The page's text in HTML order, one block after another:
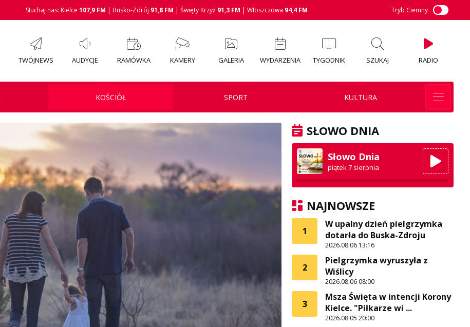
Słuchaj nas: Kielce 107,9 FM | Busko-Zdrój 91,8 FM | Święty Krzyż 91,3 FM | Włoszczowa 94,4 FM Tryb Ciemny
TWÓJNEWS AUDYCJE RAMÓWKA KAMERY GALERIA WYDARZENIA TYGODNIK SZUKAJ RADIO
KOŚCIÓŁ SPORT KULTURA
SŁOWO DNIA
Słowo Dnia
piątek 7 sierpnia
NAJNOWSZE
1
W upalny dzień pielgrzymka
dotarła do Buska-Zdroju
2026.08.06 13:16
2
Pielgrzymka wyruszyła z
Wiślicy
2026.08.06 08:00
3
Msza Święta w intencji Korony
Kielce. "Piłkarze wi ...
2026.08.05 20:00